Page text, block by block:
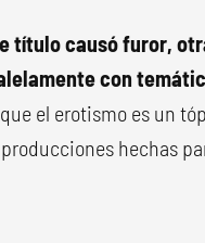
título causó furor,
con
el erotismo es un
hechas